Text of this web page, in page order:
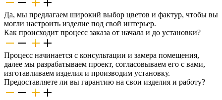
Да, мы предлагаем широкий выбор цветов и фактур, чтобы вы
могли настроить изделие под свой интерьер.
Как происходит процесс заказа от начала и до установки?
Процесс начинается с консультации и замера помещения,
далее мы разрабатываем проект, согласовываем его с вами,
изготавливаем изделия и производим установку.
Предоставляете ли вы гарантию на свои изделия и работу?